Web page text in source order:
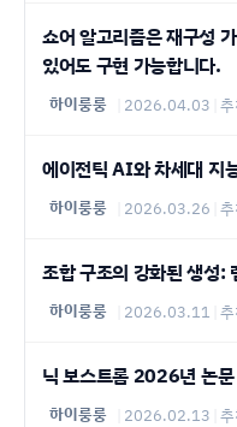
쇼어 알고리즘은 재구성
있어도 구현 가능합니다.
하이룽룽 2026.04.03
에이전틱 AI와 차세대 지
하이룽룽 2026.03.26
조합 구조의 강화된 생성:
하이룽룽 2026.03.11
닉 보스트롬 2026년 논
하이룽룽 2026.02.13